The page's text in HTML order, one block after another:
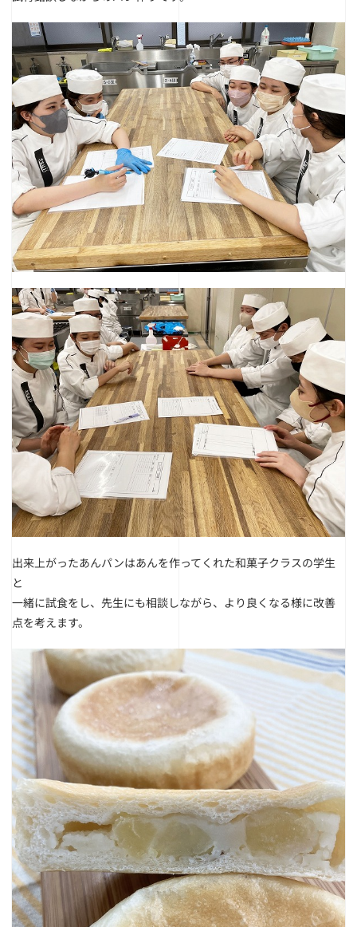
出来上がったあんパンはあんを作ってくれた和菓子クラスの学生
と
一緒に試食をし、先生にも相談しながら、より良くなる様に改善
点を考えます。